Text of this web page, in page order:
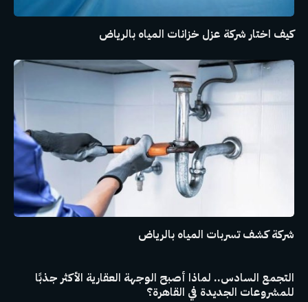
كيف اختار شركة عزل خزانات المياه بالرياض
شركة كشف تسربات المياه بالرياض
التجمع السادس.. لماذا أصبح الوجهة العقارية الأكثر جذبًا
للمشروعات الجديدة في القاهرة؟